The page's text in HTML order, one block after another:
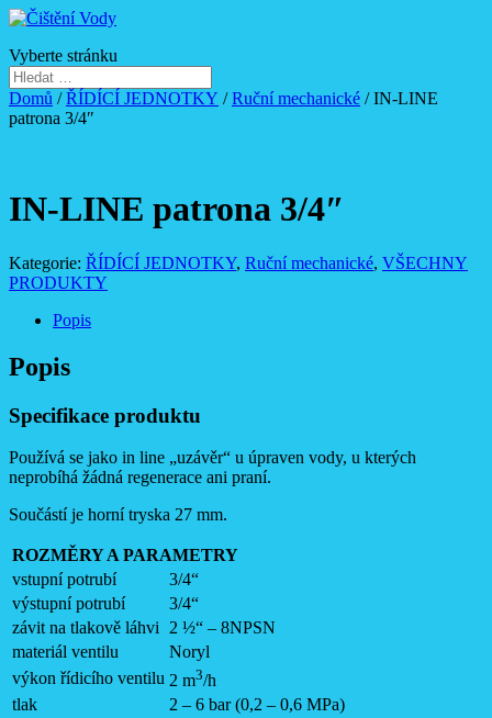
Vyberte stránku
Domů /ŘÍDÍCÍ JEDNOTKY /Ruční mechanické / IN-LINE
patrona 3/4″
IN-LINE patrona 3/4″
Kategorie: ŘÍDÍCÍ JEDNOTKY, Ruční mechanické, VŠECHNY
PRODUKTY
Popis
Popis
Specifikace produktu
Používá se jako in line „uzávěr“ u úpraven vody, u kterých
neprobíhá žádná regenerace ani praní.
Součástí je horní tryska 27 mm.
ROZMĚRY A PARAMETRY
vstupní potrubí
3/4“
výstupní potrubí
3/4“
závit na tlakově láhvi 2 ½“ – 8NPSN
materiál ventilu
Noryl
výkon řídicího ventilu 2 m3/h
tlak
2 – 6 bar (0,2 – 0,6 MPa)